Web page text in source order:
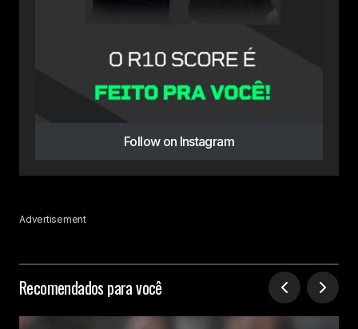
Follow on Instagram
Advertisement
Recomendados para você